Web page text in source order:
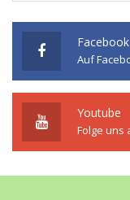
Facebook
Auf
Youtube
Folge uns